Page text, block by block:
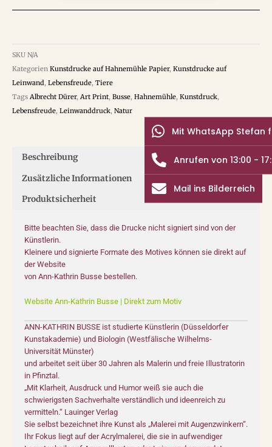
SKU N/A
Kategorien Kunstdrucke auf Hahnemühle Papier, Kunstdrucke auf
Leinwand, Lebensfreude, Tiere
Tags Albrecht Dürer, Art Print, Busse, Hahnemühle, Kunstdruck,
Lebensfreude, Leinwanddruck, Natur
Beschreibung
Zusätzliche Informationen
Produktsicherheit
Bitte beachten Sie, dass die Drucke nicht signiert sind von der
Künstlerin.
Kleinere und signierte Formate des Motives können sie direkt auf
der Website
von Ann-Kathrin Busse bestellen.
Website Ann-Kathrin Busse | Direkt zum Motiv
ANN-KATHRIN BUSSE ist studierte Künstlerin (Düsseldorfer
Kunstakademie) und Biologin (Westfälische Wilhelms-
Universität Münster)
und arbeitet seit über 30 Jahren als Malerin und freie Illustratorin
in Pfinztal.
„Mit Klarheit, Ausdruck und Humor weiß sie auch die
schwierigsten Sachverhalte verständlich und ideenreich zu
vermitteln.“ Lauinger Verlag
Sie selbst bezeichnet ihre Kunst als „Malerei mit Augenzwinkern“.
Ihr Fokus liegt auf der Acrylmalerei, die sie in aufwendiger
Mit WhatsApp Stefan
Anrufen von 13:00 -
Mail ins Bilderreich